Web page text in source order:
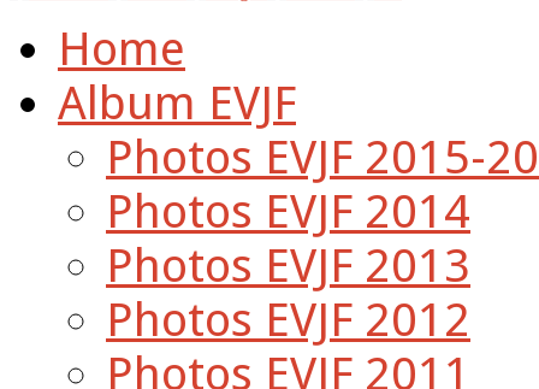
Home
Album EVJF
Photos EVJF 2015-
Photos EVJF 2014
Photos EVJF 2013
Photos EVJF 2012
Photos EVJF 2011